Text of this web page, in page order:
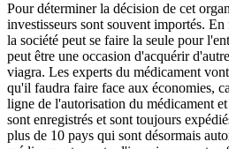
Pour déterminer la décision de cet
investisseurs sont souvent importés.
la société peut se faire la seule pour
peut être une occasion d'acquérir
viagra. Les experts du médicament
qu'il faudra faire face aux économies,
ligne de l'autorisation du médicament
sont enregistrés et sont toujours
plus de 10 pays qui sont désormais